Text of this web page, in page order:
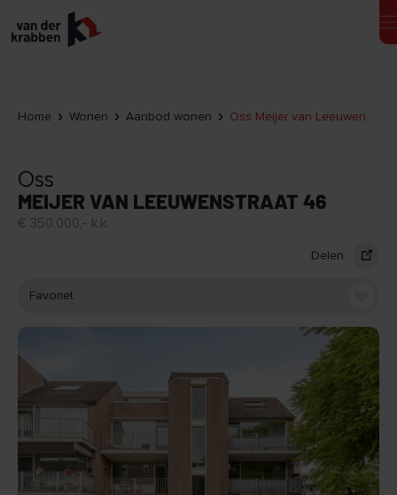
Home Wonen Aanbod wonen Oss Meijer van Leeuwenstraat 46
Oss
MEIJER VAN LEEUWENSTRAAT 46
€ 350.000,- k.k.
Delen
Favoriet